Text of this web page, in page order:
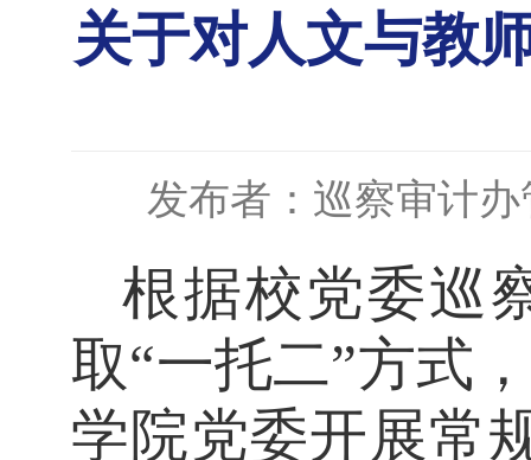
关于对人文与教
发布者：巡察审计
根据校党委巡
取“一托二”方式
学院党委开展常